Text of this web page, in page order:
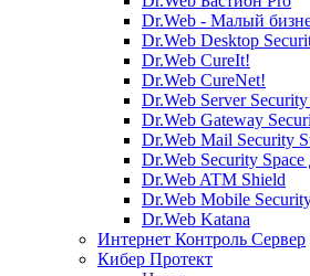
Dr.Web - Малый
Dr.Web Desktop
Dr.Web CureIt!
Dr.Web CureNet!
Dr.Web Server
Dr.Web Gateway
Dr.Web Mail Security
Dr.Web Security
Dr.Web ATM Shield
Dr.Web Mobile
Dr.Web Katana
Интернет Контроль Сервер
Кибер Протект